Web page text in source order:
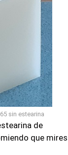
sin estearina
de
que mires